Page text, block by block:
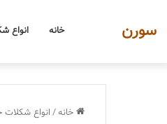
سورن خانه انواع
خانه/ انواع شکلات